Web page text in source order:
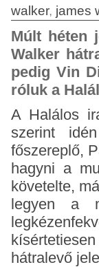
walker, james
Múlt héten
Walker
pedig Vin
róluk a
A Halálos
szerint
főszereplő,
hagyni a
követelte,
legyen a
hátralevő